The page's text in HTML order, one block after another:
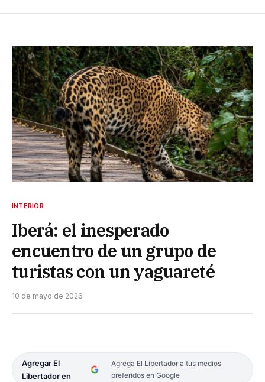
INTERIOR
Iberá: el inesperado
encuentro de un grupo de
turistas con un yaguareté
10 de mayo de 2026
Agregar El
Libertador en
Agrega El Libertador a tus medios
preferidos en Google